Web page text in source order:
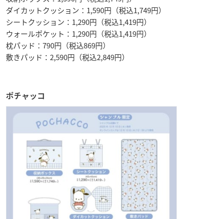
ダイカットクッション：1,590円（税込1,749円）
シートクッション：1,290円（税込1,419円）
ウォールポケット：1,290円（税込1,419円）
枕パッド：790円（税込869円）
敷きパッド：2,590円（税込2,849円）
ポチャッコ